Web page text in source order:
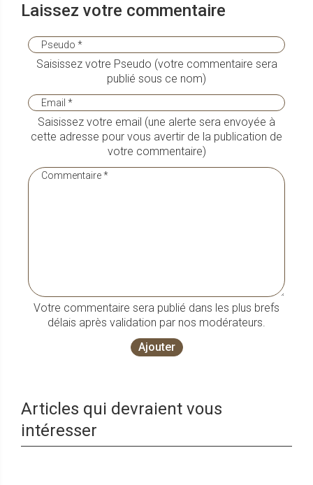
Laissez votre commentaire
Saisissez votre Pseudo (votre commentaire sera
publié sous ce nom)
Saisissez votre email (une alerte sera envoyée à
cette adresse pour vous avertir de la publication de
votre commentaire)
Votre commentaire sera publié dans les plus brefs
délais après validation par nos modérateurs.
Ajouter
Articles qui devraient vous
intéresser